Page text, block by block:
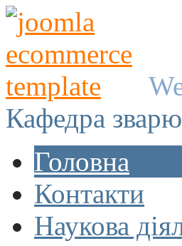
Кафедра
Головна
Контакти
Наукова